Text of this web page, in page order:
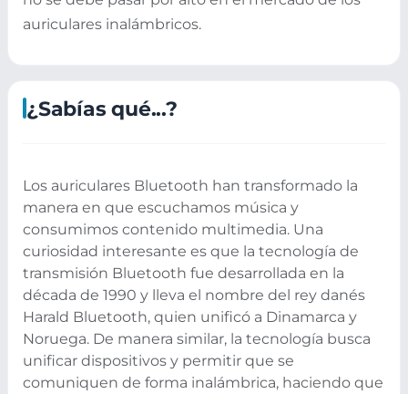
auriculares inalámbricos.
¿Sabías qué...?
Los auriculares Bluetooth han transformado la
manera en que escuchamos música y
consumimos contenido multimedia. Una
curiosidad interesante es que la tecnología de
transmisión Bluetooth fue desarrollada en la
década de 1990 y lleva el nombre del rey danés
Harald Bluetooth, quien unificó a Dinamarca y
Noruega. De manera similar, la tecnología busca
unificar dispositivos y permitir que se
comuniquen de forma inalámbrica, haciendo que